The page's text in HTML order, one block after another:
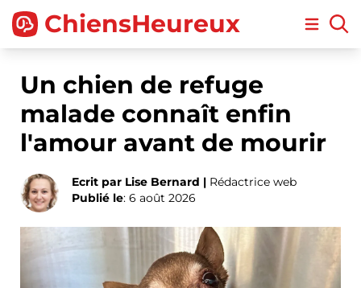
ChiensHeureux Open
Un chien de refuge
malade connaît enfin
l'amour avant de mourir
Ecrit par Lise Bernard | Rédactrice web
Publié le: 6 août 2026